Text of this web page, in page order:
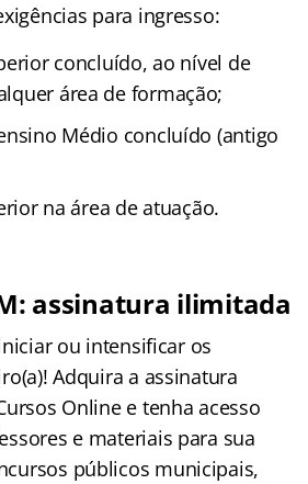
para ingresso:
concluído, ao nível de
área de formação;
Médio concluído (antigo
na área de atuação.
assinatura ilimitada
ou intensificar os
Adquira a assinatura
Online e tenha acesso
e materiais para sua
públicos municipais,